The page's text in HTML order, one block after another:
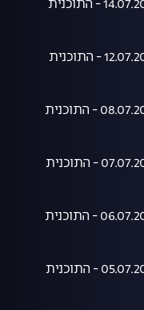
הצינור 14.07.2026 - התוכנית
הצינור 12.07.2026 - התוכנית
הצינור 08.07.2026 - התוכנית
הצינור 07.07.2026 - התוכנית
הצינור 06.07.2026 - התוכנית
הצינור 05.07.2026 - התוכנית